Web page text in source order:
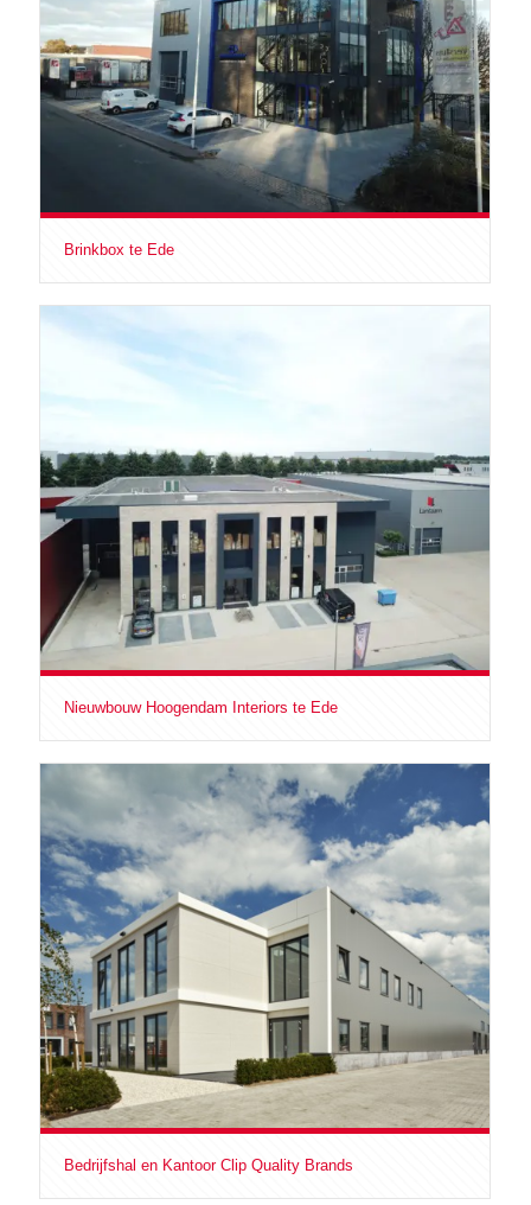
Brinkbox te Ede
Nieuwbouw Hoogendam Interiors te Ede
Bedrijfshal en Kantoor Clip Quality Brands